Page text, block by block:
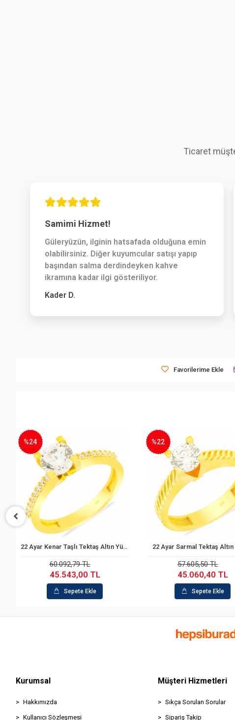
Ticaret
Samimi Hizmet!
Güleryüzün, ilginin hatsafada olduğuna emin
olabilirsiniz. Diğer kuyumcular satışı yapıp
başından salma derdindeyken kahve
ikramına kadar ilgi gösteriliyor.
Kader D.
Favorilerime Ekle
Sepete Ekle
22 Ayar Kenar Taşlı Tektaş Altın Yüzük
%24
60.092,79 TL
45.543,00 TL
Sepete Ekle
Sepete Ekle
22 Ayar Sarmal Tektaş
%22
57.605,50 TL
45.060,40 TL
Sepete Ekle
Kurumsal
Hakkımızda
Kullanıcı Sözleşmesi
Müşteri Hizmetleri
Sıkça Sorulan Sorular
Sipariş Takip